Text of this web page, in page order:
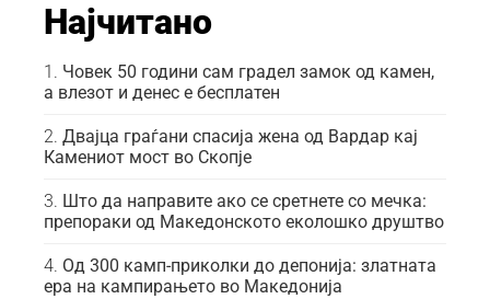
Најчитано
Човек 50 години сам градел замок од камен,
а влезот и денес е бесплатен
Двајца граѓани спасија жена од Вардар кај
Камениот мост во Скопје
Што да направите ако се сретнете со мечка:
препораки од Македонското еколошко друштво
Од 300 камп-приколки до депонија: златната
ера на кампирањето во Македонија